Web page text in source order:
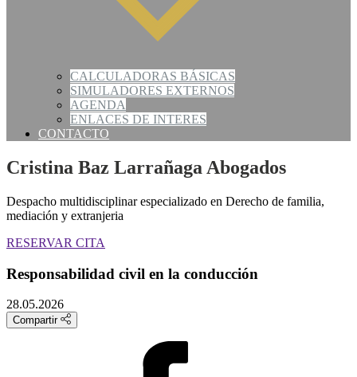
CALCULADORAS BÁSICAS
SIMULADORES EXTERNOS
AGENDA
ENLACES DE INTERES
CONTACTO
Cristina Baz Larrañaga Abogados
Despacho multidisciplinar especializado en Derecho de familia,
mediación y extranjeria
RESERVAR CITA
Responsabilidad civil en la conducción
28.05.2026
Compartir